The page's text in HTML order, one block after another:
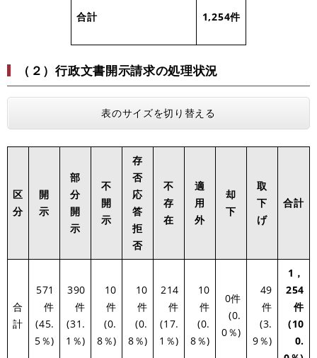
合計 1,254件
（２）行政文書開示請求の処理状況
表のサイズを切り替える
区
分
開
示
部
分
開
示
不
開
示
存
否
応
答
拒
否
不
存
在
適
用
外
却
下
取
下
げ
合計
合
計
571
件
(45.
5％)
390
件
(31.
1％)
10
件
(0.
8％)
10
件
(0.
8％)
214
件
(17.
1％)
10
件
(0.
8％)
0件
(0.
0％)
49
件
(3.
9％)
1，
254
件
(10
0.